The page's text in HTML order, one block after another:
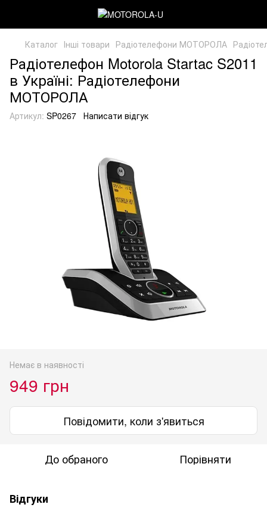
Каталог Інші товари Радіотелефони МОТОРОЛА
Радіотелефон Motorola Startac S2011
в Україні: Радіотелефони
МОТОРОЛА
Артикул: SP0267 Написати відгук
Немає в наявності
949 грн
Повідомити, коли з'явиться
До обраного Порівняти
Відгуки